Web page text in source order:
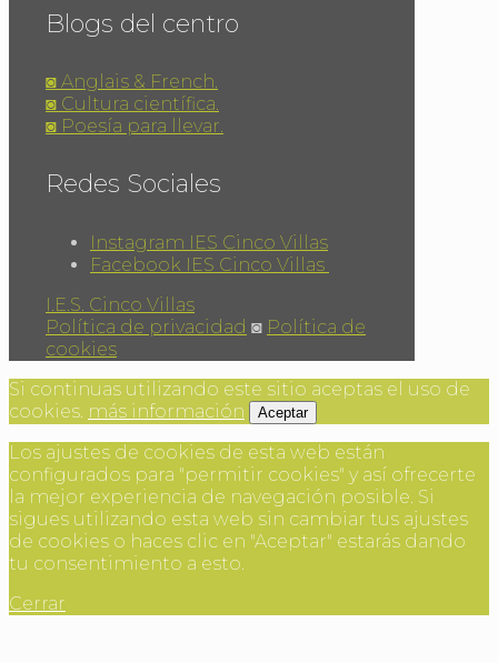
Blogs del centro
◙ Anglais & French.
◙ Cultura científica.
◙ Poesía para llevar.
Redes Sociales
Instagram IES Cinco Villas
Facebook IES Cinco Villas
I.E.S. Cinco Villas
Política de privacidad ◙ Política de
cookies
Si continuas utilizando este sitio aceptas el uso de
cookies. más información Aceptar
Los ajustes de cookies de esta web están
configurados para "permitir cookies" y así ofrecerte
la mejor experiencia de navegación posible. Si
sigues utilizando esta web sin cambiar tus ajustes
de cookies o haces clic en "Aceptar" estarás dando
tu consentimiento a esto.
Cerrar